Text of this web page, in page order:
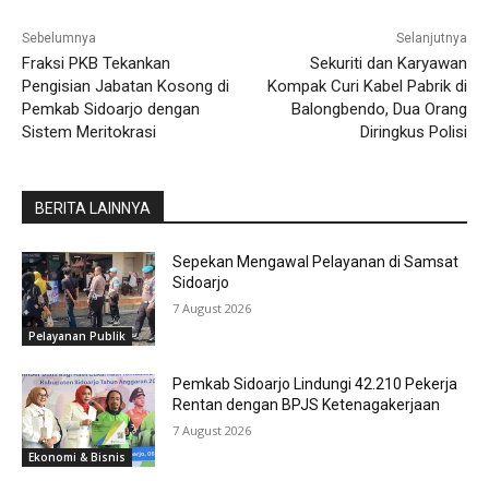
Sebelumnya
Fraksi PKB Tekankan
Pengisian Jabatan Kosong di
Pemkab Sidoarjo dengan
Sistem Meritokrasi
Selanjutnya
Sekuriti dan Karyawan
Kompak Curi Kabel Pabrik di
Balongbendo, Dua Orang
Diringkus Polisi
BERITA LAINNYA
Pelayanan Publik
Sepekan Mengawal Pelayanan di Samsat
Sidoarjo
7 August 2026
Ekonomi & Bisnis
Pemkab Sidoarjo Lindungi 42.210 Pekerja
Rentan dengan BPJS Ketenagakerjaan
7 August 2026